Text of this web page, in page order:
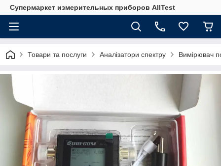
Супермаркет измерительных приборов AllTest
Товари та послуги Аналізатори спектру Вимірювач